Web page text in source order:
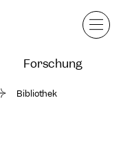
Forschung
Bibliothek